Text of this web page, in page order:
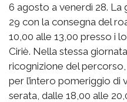
6 agosto a venerdì 28. La
29 con la consegna del
10,00 alle 13,00 presso i
Ciriè. Nella stessa
ricognizione del
per l’intero pomeriggio di
serata, dalle 18,00 alle